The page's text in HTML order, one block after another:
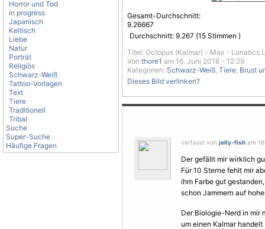
Horror und Tod
in progress
Japanisch
Keltisch
Liebe
Natur
Porträt
Religiös
Schwarz-Weiß
Tattoo-Vorlagen
Text
Tiere
Traditionell
Tribal
Suche
Super-Suche
Häufige Fragen
Gesamt-Durchschnitt:
9.26667
Durchschnitt: 9.267 (15 Stimmen )
Titel: Octopus (Kalmar) - Max - Lunatics
Von thore1 am 16. Juni 2018 - 12:29
Kategorien: Schwarz-Weiß, Tiere, Brust
Dieses Bild verlinken?
verfasst von jelly-fish am
Der gefällt mir wirklich
Für 10 Sterne fehlt mir
ihm Farbe gut
schon Jammern auf
Der Biologie-Nerd in mir
um einen Kalmar